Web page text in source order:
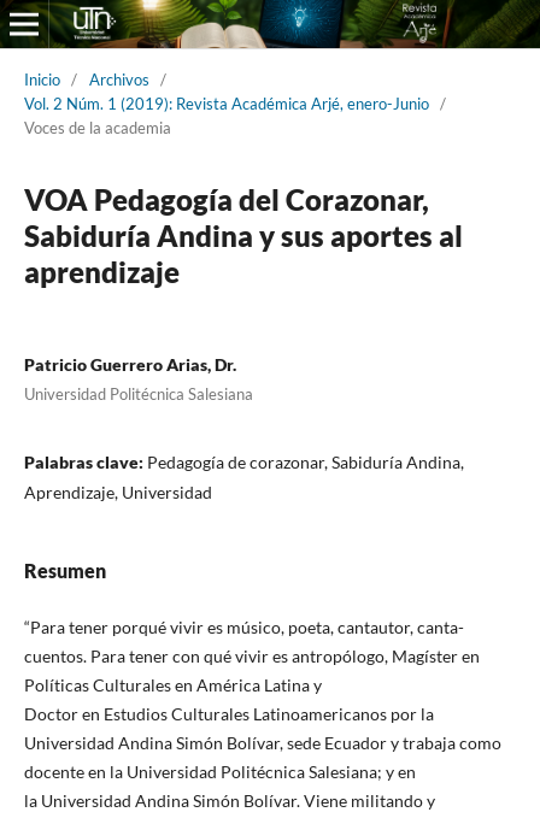
Inicio / Archivos
/
Vol. 2 Núm. 1 (2019): Revista Académica Arjé, enero-Junio /
Voces de la academia
VOA Pedagogía del Corazonar,
Sabiduría Andina y sus aportes al
aprendizaje
Patricio Guerrero Arias, Dr.
Universidad Politécnica Salesiana
Palabras clave: Pedagogía de corazonar, Sabiduría Andina,
Aprendizaje, Universidad
Resumen
“Para tener porqué vivir es músico, poeta, cantautor, canta-
cuentos. Para tener con qué vivir es antropólogo, Magíster en
Políticas Culturales en América Latina y
Doctor en Estudios Culturales Latinoamericanos por la
Universidad Andina Simón Bolívar, sede Ecuador y trabaja como
docente en la Universidad Politécnica Salesiana; y en
la Universidad Andina Simón Bolívar. Viene militando y